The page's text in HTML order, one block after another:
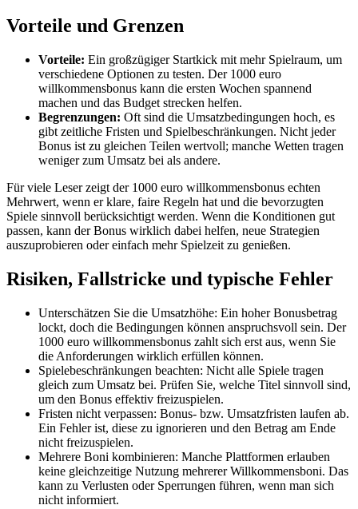
Vorteile und Grenzen
Vorteile: Ein großzügiger Startkick mit mehr Spielraum, um
verschiedene Optionen zu testen. Der 1000 euro
willkommensbonus kann die ersten Wochen spannend
machen und das Budget strecken helfen.
Begrenzungen: Oft sind die Umsatzbedingungen hoch, es
gibt zeitliche Fristen und Spielbeschränkungen. Nicht jeder
Bonus ist zu gleichen Teilen wertvoll; manche Wetten tragen
weniger zum Umsatz bei als andere.
Für viele Leser zeigt der 1000 euro willkommensbonus echten
Mehrwert, wenn er klare, faire Regeln hat und die bevorzugten
Spiele sinnvoll berücksichtigt werden. Wenn die Konditionen gut
passen, kann der Bonus wirklich dabei helfen, neue Strategien
auszuprobieren oder einfach mehr Spielzeit zu genießen.
Risiken, Fallstricke und typische Fehler
Unterschätzen Sie die Umsatzhöhe: Ein hoher Bonusbetrag
lockt, doch die Bedingungen können anspruchsvoll sein. Der
1000 euro willkommensbonus zahlt sich erst aus, wenn Sie
die Anforderungen wirklich erfüllen können.
Spielebeschränkungen beachten: Nicht alle Spiele tragen
gleich zum Umsatz bei. Prüfen Sie, welche Titel sinnvoll sind,
um den Bonus effektiv freizuspielen.
Fristen nicht verpassen: Bonus- bzw. Umsatzfristen laufen ab.
Ein Fehler ist, diese zu ignorieren und den Betrag am Ende
nicht freizuspielen.
Mehrere Boni kombinieren: Manche Plattformen erlauben
keine gleichzeitige Nutzung mehrerer Willkommensboni. Das
kann zu Verlusten oder Sperrungen führen, wenn man sich
nicht informiert.